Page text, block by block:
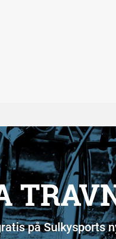
på Sulkysports